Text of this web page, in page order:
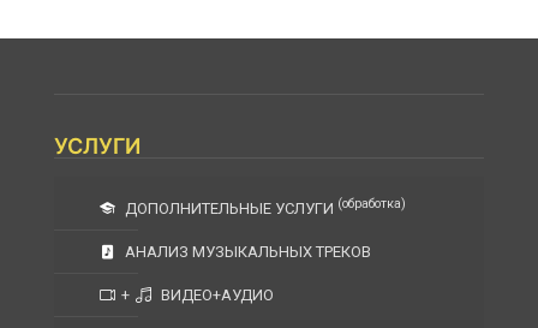
УСЛУГИ
ДОПОЛНИТЕЛЬНЫЕ УСЛУГИ (обработка)
АНАЛИЗ МУЗЫКАЛЬНЫХ ТРЕКОВ
+ ВИДЕО+АУДИО